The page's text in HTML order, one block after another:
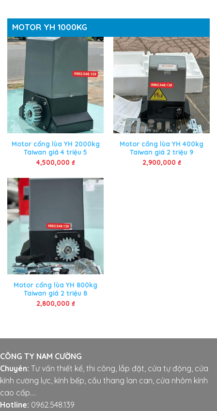
MOTOR YH 1000KG
Motor cổng lùa YH 2000kg
Taiwan giá 4 triệu 5
4,500,000 ₫
Motor cổng lùa YH 400kg
Taiwan giá 2 triệu 9
2,900,000 ₫
Motor cổng lùa YH 800kg
Taiwan giá 2 triệu 8
2,800,000 ₫
CÔNG TY NAM CƯỜNG
Chuyên: Tư vấn thiết kế, thi công, lắp đặt, cửa tự động, cửa
kính cường lực, kính bếp, cầu thang lan can, cửa nhôm kính
cao cấp....
Hotline: 0962.548.139